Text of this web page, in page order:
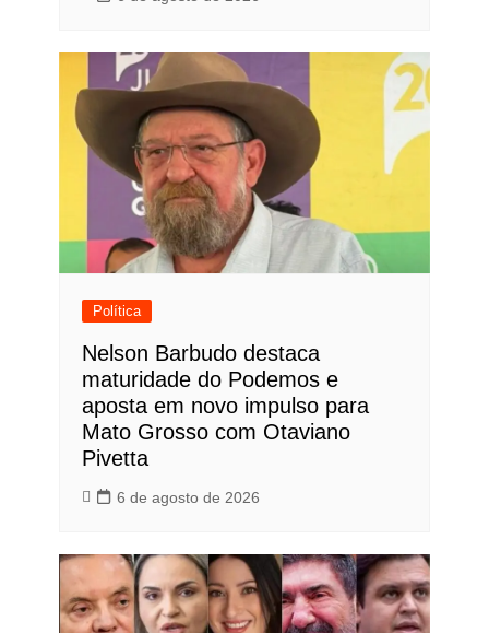
Política
Nelson Barbudo destaca
maturidade do Podemos e
aposta em novo impulso para
Mato Grosso com Otaviano
Pivetta
6 de agosto de 2026